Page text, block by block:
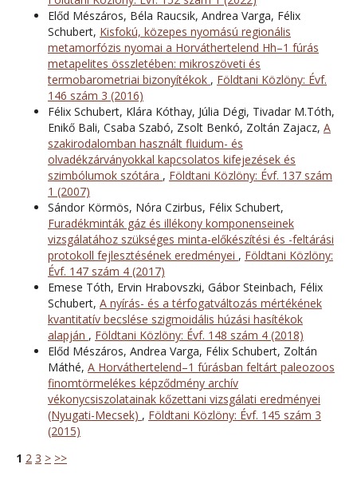
Előd Mészáros, Béla Raucsik, Andrea Varga, Félix
Schubert, Kisfokú, közepes nyomású regionális
metamorfózis nyomai a Horváthertelend Hh–1 fúrás
metapelites összletében: mikroszöveti és
termobarometriai bizonyítékok , Földtani Közlöny: Évf.
146 szám 3 (2016)
Félix Schubert, Klára Kóthay, Júlia Dégi, Tivadar M.Tóth,
Enikő Bali, Csaba Szabó, Zsolt Benkó, Zoltán Zajacz, A
szakirodalomban használt fluidum- és
olvadékzárványokkal kapcsolatos kifejezések és
szimbólumok szótára , Földtani Közlöny: Évf. 137 szám
1 (2007)
Sándor Körmös, Nóra Czirbus, Félix Schubert,
Furadékminták gáz és illékony komponenseinek
vizsgálatához szükséges minta-előkészítési és -feltárási
protokoll fejlesztésének eredményei , Földtani Közlöny:
Évf. 147 szám 4 (2017)
Emese Tóth, Ervin Hrabovszki, Gábor Steinbach, Félix
Schubert, A nyírás- és a térfogatváltozás mértékének
kvantitatív becslése szigmoidális húzási hasítékok
alapján , Földtani Közlöny: Évf. 148 szám 4 (2018)
Előd Mészáros, Andrea Varga, Félix Schubert, Zoltán
Máthé, A Horváthertelend–1 fúrásban feltárt paleozoos
finomtörmelékes képződmény archív
vékonycsiszolatainak kőzettani vizsgálati eredményei
(Nyugati-Mecsek) , Földtani Közlöny: Évf. 145 szám 3
(2015)
1 2 3 > >>